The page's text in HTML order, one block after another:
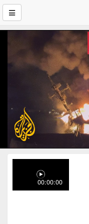
00:00:00